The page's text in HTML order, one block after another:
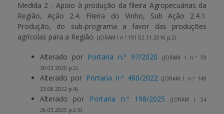
Medida 2 - Apoio à produção da fileira Agropecuárias da
Região, Ação 2.4. Fileira do Vinho, Sub Ação 2.4.1.
Produção, do sub-programa a favor das produções
agrícolas para a Região. (JORAM I n.º 191 02.11.2016 p.2)
Alterado por Portaria n.º 97/2020
(JORAM I n.º 59
30.03.2020 p.2)
Alterado por Portaria n.º 480/2022 (JORAM I n.º 149
23.08.2022 p.4)
Alterado por Portaria n.º 198/2025
(JORAM I 54
26.03.2025 p.2-S)